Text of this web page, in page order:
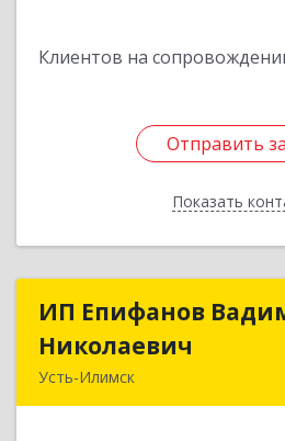
Клиентов на
Отправить
Показать
Отправить
Назад
ИП Епифанов
Николаевич
Усть-Илимск
ИП